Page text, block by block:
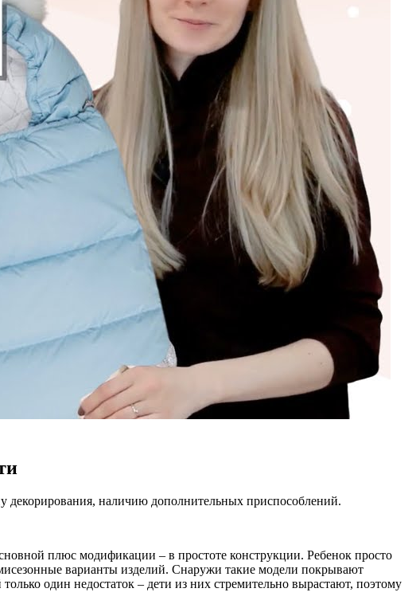
декорирования, наличию дополнительных приспособлений.
плюс модификации – в простоте конструкции. Ребенок просто
варианты изделий. Снаружи такие модели покрывают
один недостаток – дети из них стремительно вырастают, поэтому